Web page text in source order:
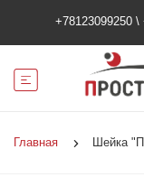
+78123099250 \
Главная Шейка